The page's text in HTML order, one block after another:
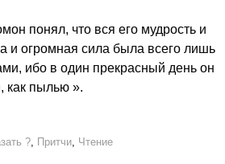
понял, что вся его мудрость и
и огромная сила была всего лишь
ибо в один прекрасный день он
как пылью ».
?, Притчи, Чтение